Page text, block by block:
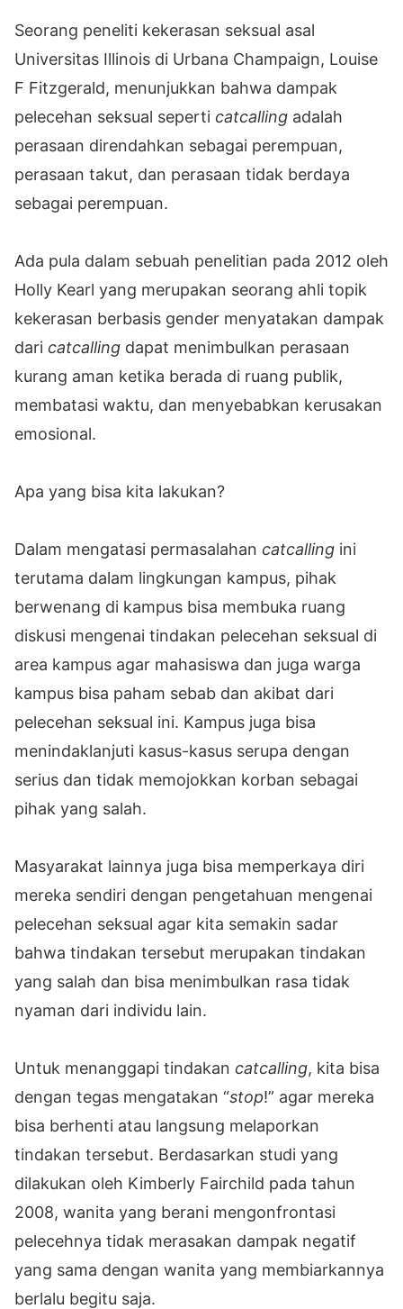
Seorang peneliti kekerasan seksual asal
Universitas Illinois di Urbana Champaign, Louise
F Fitzgerald, menunjukkan bahwa dampak
pelecehan seksual seperti catcalling adalah
perasaan direndahkan sebagai perempuan,
perasaan takut, dan perasaan tidak berdaya
sebagai perempuan.
Ada pula dalam sebuah penelitian pada 2012 oleh
Holly Kearl yang merupakan seorang ahli topik
kekerasan berbasis gender menyatakan dampak
dari catcalling dapat menimbulkan perasaan
kurang aman ketika berada di ruang publik,
membatasi waktu, dan menyebabkan kerusakan
emosional.
Apa yang bisa kita lakukan?
Dalam mengatasi permasalahan catcalling ini
terutama dalam lingkungan kampus, pihak
berwenang di kampus bisa membuka ruang
diskusi mengenai tindakan pelecehan seksual di
area kampus agar mahasiswa dan juga warga
kampus bisa paham sebab dan akibat dari
pelecehan seksual ini. Kampus juga bisa
menindaklanjuti kasus-kasus serupa dengan
serius dan tidak memojokkan korban sebagai
pihak yang salah.
Masyarakat lainnya juga bisa memperkaya diri
mereka sendiri dengan pengetahuan mengenai
pelecehan seksual agar kita semakin sadar
bahwa tindakan tersebut merupakan tindakan
yang salah dan bisa menimbulkan rasa tidak
nyaman dari individu lain.
Untuk menanggapi tindakan catcalling, kita bisa
dengan tegas mengatakan “stop!” agar mereka
bisa berhenti atau langsung melaporkan
tindakan tersebut. Berdasarkan studi yang
dilakukan oleh Kimberly Fairchild pada tahun
2008, wanita yang berani mengonfrontasi
pelecehnya tidak merasakan dampak negatif
yang sama dengan wanita yang membiarkannya
berlalu begitu saja.